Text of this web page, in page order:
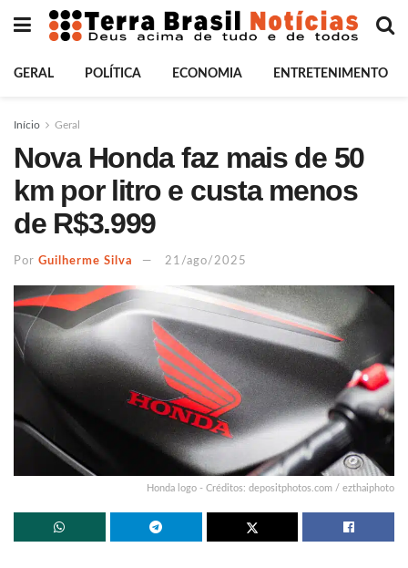
GERAL POLÍTICA ECONOMIA ENTRETENIMENTO
Início Geral
Nova Honda faz mais de 50
km por litro e custa menos
de R$3.999
Por Guilherme Silva 21/ago/2025
Honda logo - Créditos: depositphotos.com / ezthaiphoto